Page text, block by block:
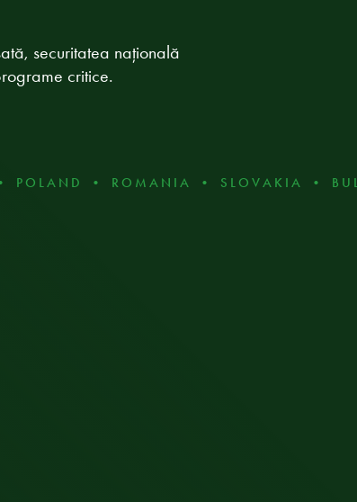
securitatea națională
critice.
• ROMANIA • SLOVAKIA •